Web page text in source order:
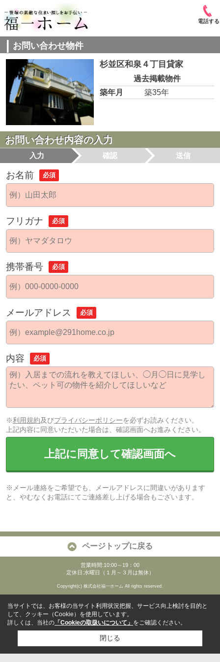
電話する
お問い合わせ物件
杉並区和泉４丁目貸家
過去掲載物件
築年月
築35年
お問い合わせ内容の入力
入力 確認 送信
お名前 必須
フリガナ 必須
携帯番号 必須
メールアドレス 必須
内容 必須
※利用規約及びプライバシーポリシーを必ずお読みください。
上記内容に同意いただいた場合は、確認画面へお進みください。
上記に同意して確認画面へ
※メール連絡をご希望でも、メールアドレスに間違いがあります
と、やむなくお電話にてご連絡差し上げる場合もございます。
ページトップに戻る
営業時間:10:00～19：00
定休日:水曜日（１月～３月は無休）
Copyright(c) 株式会社福一ホーム All rights reserved.
当サイトでは、お客様の当サイト利用状況把握、サービス向上検討を目的と
して、クッキー（Cookie）を使用しています。
詳しくは、当社の 「Cookieの取扱いについて」 をご確認ください。
閉じる